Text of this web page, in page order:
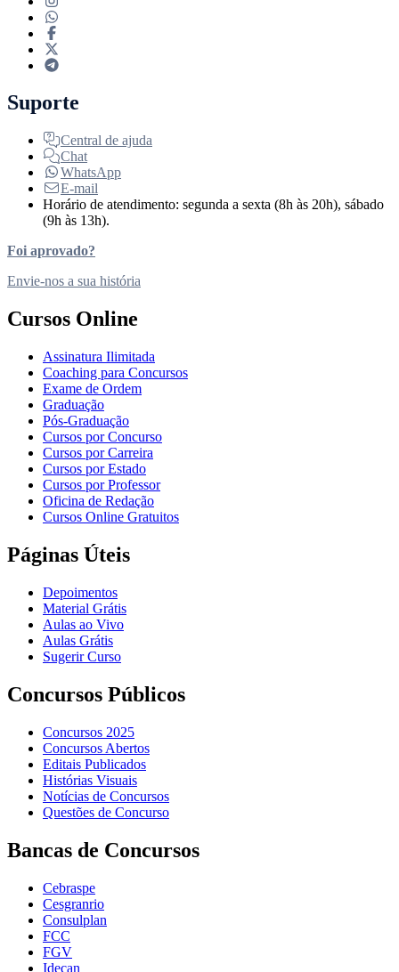
Suporte
Central de ajuda
Chat
WhatsApp
E-mail
Horário de atendimento: segunda a sexta (8h às 20h), sábado
(9h às 13h).
Foi aprovado?
Envie-nos a sua história
Cursos Online
Assinatura Ilimitada
Coaching para Concursos
Exame de Ordem
Graduação
Pós-Graduação
Cursos por Concurso
Cursos por Carreira
Cursos por Estado
Cursos por Professor
Oficina de Redação
Cursos Online Gratuitos
Páginas Úteis
Depoimentos
Material Grátis
Aulas ao Vivo
Aulas Grátis
Sugerir Curso
Concursos Públicos
Concursos 2025
Concursos Abertos
Editais Publicados
Histórias Visuais
Notícias de Concursos
Questões de Concurso
Bancas de Concursos
Cebraspe
Cesgranrio
Consulplan
FCC
FGV
Idecan